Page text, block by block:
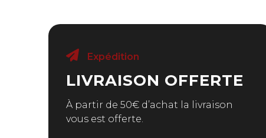
Expédition
LIVRAISON OFFERTE
À partir de 50€ d’achat la livraison
vous est offerte.